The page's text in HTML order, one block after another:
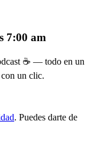
7:00 am
☕ — todo en un
un clic.
. Puedes darte de